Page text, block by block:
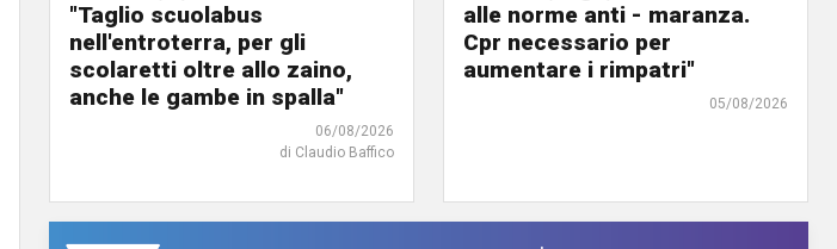
"Taglio scuolabus
nell'entroterra, per gli
scolaretti oltre allo zaino,
anche le gambe in spalla"
06/08/2026
di Claudio Baffico
alle norme anti - maranza.
Cpr necessario per
aumentare i rimpatri"
05/08/2026